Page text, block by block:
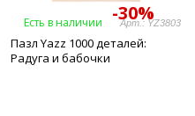
-30%
Есть в наличии Арт.: YZ3803
Пазл Yazz 1000 деталей:
Радуга и бабочки